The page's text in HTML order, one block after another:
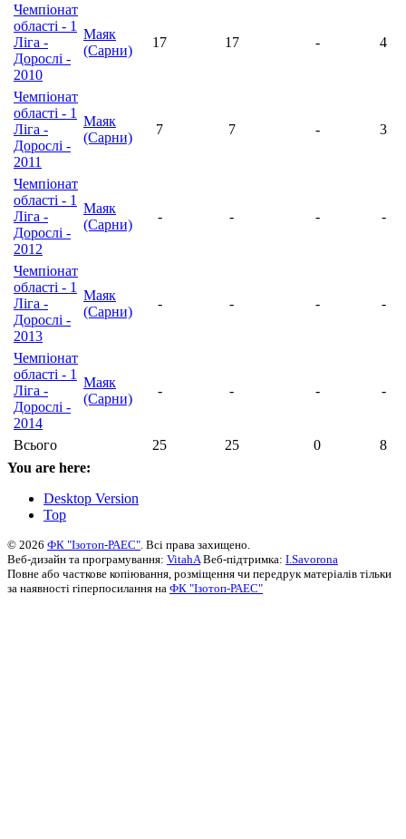
Чемпіонат
області - 1
Ліга -
Дорослі -
2010
Маяк
(Сарни)
17 17 - 4
Чемпіонат
області - 1
Ліга -
Дорослі -
2011
Маяк
(Сарни)
7 7 - 3
Чемпіонат
області - 1
Ліга -
Дорослі -
2012
Маяк
(Сарни)
- - - -
Чемпіонат
області - 1
Ліга -
Дорослі -
2013
Маяк
(Сарни)
- - - -
Чемпіонат
області - 1
Ліга -
Дорослі -
2014
Маяк
(Сарни)
- - - -
Всього 25 25 0
8
You are here:
Desktop Version
Top
© 2026 ФК "Ізотоп-РАЕС" . Всі права захищено.
Веб-дизайн та програмування: VitahA Веб-підтримка: I.Savorona
Повне або часткове копіювання, розміщення чи передрук матеріалів тільки
за наявності гіперпосилання на ФК "Ізотоп-РАЕС"